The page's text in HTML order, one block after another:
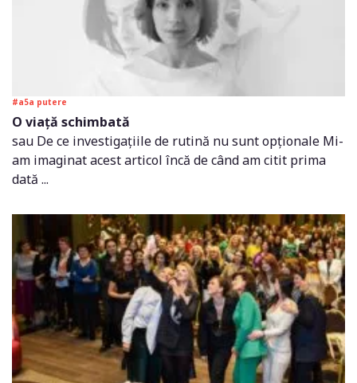
#a5a putere
O viață schimbată
sau De ce investigațiile de rutină nu sunt opționale Mi-
am imaginat acest articol încă de când am citit prima
dată ...